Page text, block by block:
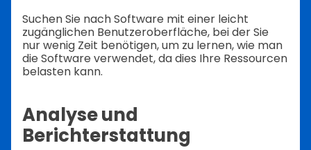
Suchen Sie nach Software mit einer leicht
zugänglichen Benutzeroberfläche, bei der Sie
nur wenig Zeit benötigen, um zu lernen, wie man
die Software verwendet, da dies Ihre Ressourcen
belasten kann.
Analyse und
Berichterstattung